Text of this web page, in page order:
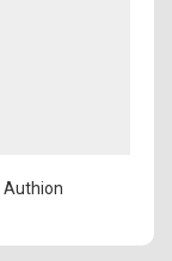
Authion